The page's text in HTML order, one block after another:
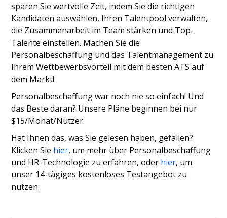
sparen Sie wertvolle Zeit, indem Sie die richtigen
Kandidaten auswählen, Ihren Talentpool verwalten,
die Zusammenarbeit im Team stärken und Top-
Talente einstellen. Machen Sie die
Personalbeschaffung und das Talentmanagement zu
Ihrem Wettbewerbsvorteil mit dem besten ATS auf
dem Markt!
Personalbeschaffung war noch nie so einfach! Und
das Beste daran? Unsere Pläne beginnen bei nur
$15/Monat/Nutzer.
Hat Ihnen das, was Sie gelesen haben, gefallen?
Klicken Sie hier, um mehr über Personalbeschaffung
und HR-Technologie zu erfahren, oder hier, um
unser 14-tägiges kostenloses Testangebot zu
nutzen.